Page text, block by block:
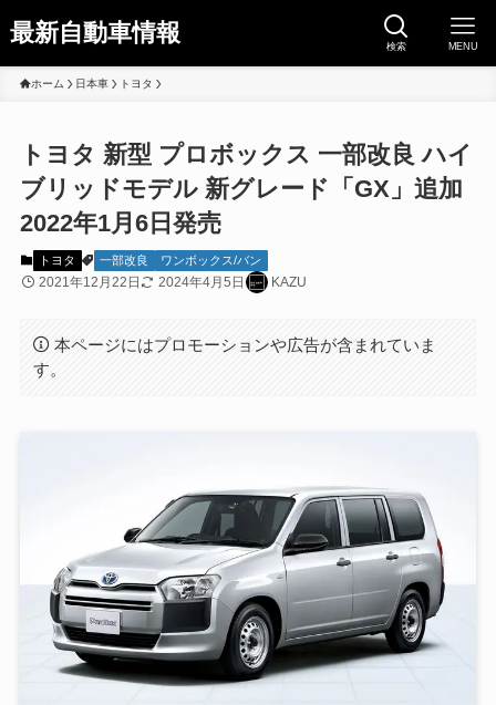
最新自動車情報 検索 MENU
ホーム 日本車 トヨタ
トヨタ 新型 プロボックス 一部改良 ハイ
ブリッドモデル 新グレード「GX」追加
2022年1月6日発売
トヨタ 一部改良 ワンボックス/バン
2021年12月22日 2024年4月5日 KAZU
本ページにはプロモーションや広告が含まれていま
す。